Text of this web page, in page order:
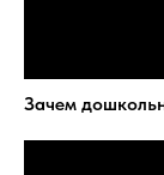
Зачем